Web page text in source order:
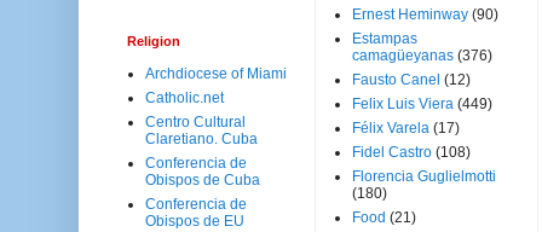
Religion
Archdiocese of Miami
Catholic.net
Centro Cultural
Claretiano. Cuba
Conferencia de
Obispos de Cuba
Conferencia de
Obispos de EU
Ernest Heminway (90)
Estampas
camagüeyanas (376)
Fausto Canel (12)
Felix Luis Viera (449)
Félix Varela (17)
Fidel Castro (108)
Florencia Guglielmotti
(180)
Food (21)